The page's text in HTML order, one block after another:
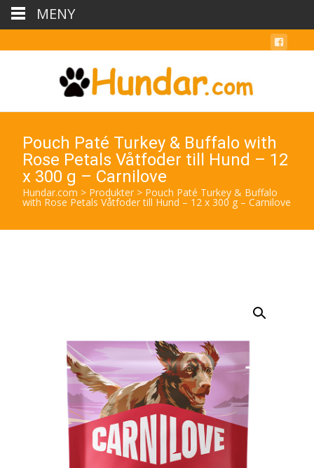
Pouch Paté Turkey & Buffalo with
Rose Petals Våtfoder till Hund – 12
x 300 g – Carnilove
Hundar.com > Produkter > Pouch Paté Turkey & Buffalo
with Rose Petals Våtfoder till Hund – 12 x 300 g – Carnilove
MENY